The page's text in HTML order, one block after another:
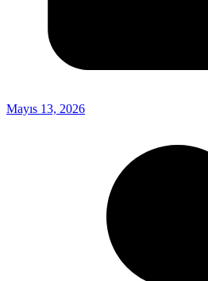
Mayıs 13, 2026